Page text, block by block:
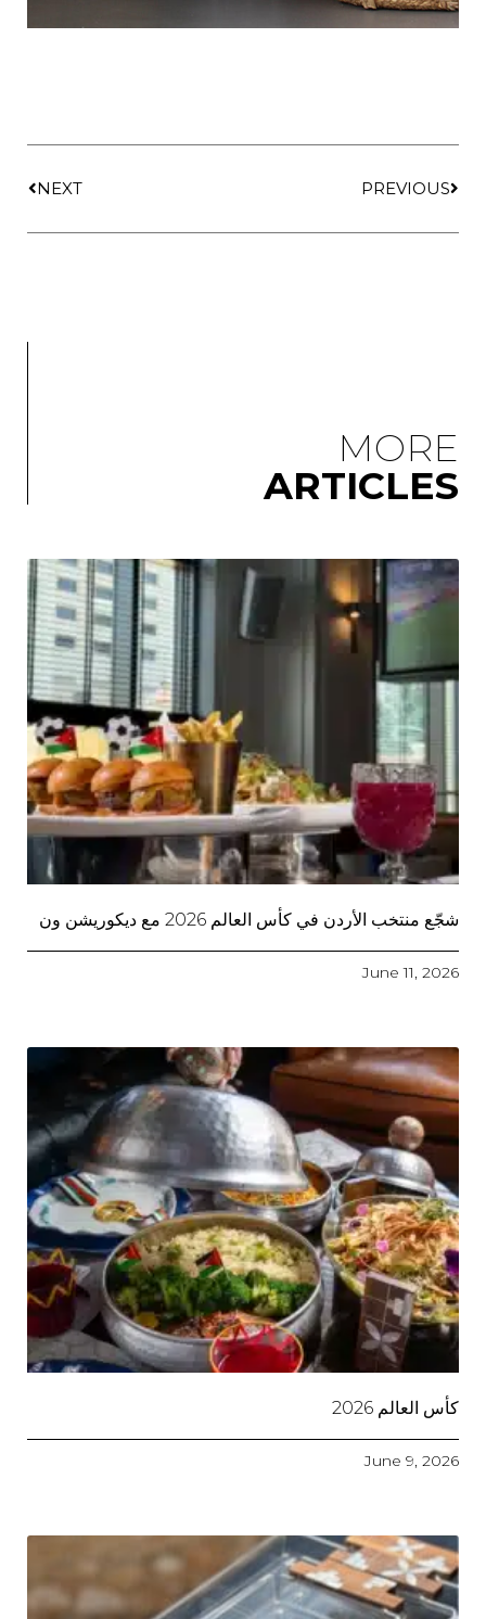
PREVIOUS
NEXT
MORE
ARTICLES
شجّع منتخب الأردن في كأس العالم 2026 مع ديكوريشن ون
June 11, 2026
كأس العالم 2026
June 9, 2026